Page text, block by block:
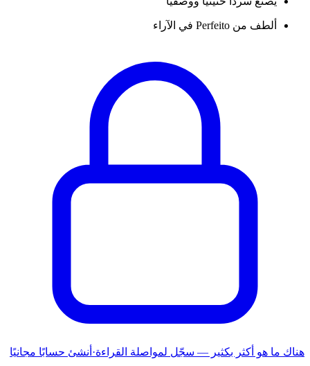
ألطف من Perfeito في الآراء
هناك ما هو أكثر بكثير — سجّل لمواصلة القراءة· أنشئ حسابًا مجانيًا